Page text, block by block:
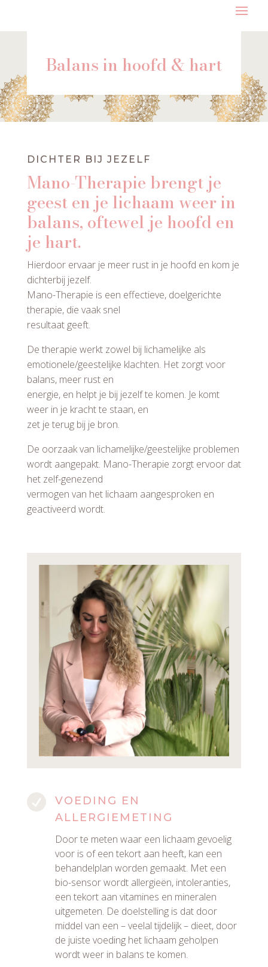
Balans in hoofd & hart
DICHTER BIJ JEZELF
Mano-Therapie brengt je
geest en je lichaam weer in
balans, oftewel je hoofd en
je hart.
Hierdoor ervaar je meer rust in je hoofd en kom je
dichterbij jezelf.
Mano-Therapie is een effectieve, doelgerichte
therapie, die vaak snel
resultaat geeft.
De therapie werkt zowel bij lichamelijke als
emotionele/geestelijke klachten. Het zorgt voor
balans, meer rust en
energie, en helpt je bij jezelf te komen. Je komt
weer in je kracht te staan, en
zet je terug bij je bron.
De oorzaak van lichamelijke/geestelijke problemen
wordt aangepakt. Mano-Therapie zorgt ervoor dat
het zelf-genezend
vermogen van het lichaam aangesproken en
geactiveerd wordt.

VOEDING EN
ALLERGIEMETING
Door te meten waar een lichaam gevoelig
voor is of een tekort aan heeft, kan een
behandelplan worden gemaakt. Met een
bio-sensor wordt allergieën, intoleranties,
een tekort aan vitamines en mineralen
uitgemeten. De doelstelling is dat door
middel van een – veelal tijdelijk – dieet, door
de juiste voeding het lichaam geholpen
wordt weer in balans te komen.